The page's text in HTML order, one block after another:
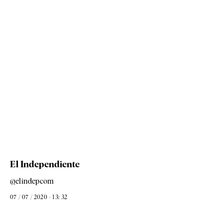
El Independiente
@elindepcom
07 / 07 / 2020 - 13: 32